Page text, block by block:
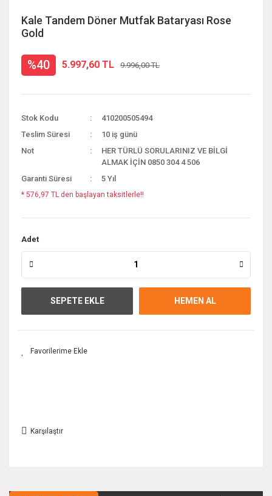
Kale Tandem Döner Mutfak Bataryası Rose
Gold
%40 5.997,60 TL 9.996,00 TL
Stok Kodu
410200505494
Teslim Süresi
10 iş günü
Not
HER TÜRLÜ SORULARINIZ VE BİLGİ
ALMAK İÇİN 0850 304 4 506
Garanti Süresi
5 Yıl
* 576,97 TL den başlayan taksitlerle!!
Adet
SEPETE EKLE HEMEN AL
Karşılaştır